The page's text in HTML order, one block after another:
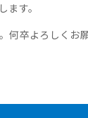
ます。
何卒よろしくお